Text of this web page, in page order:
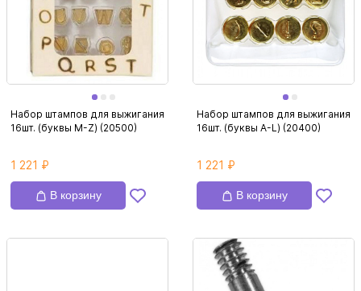
Набор штампов для выжигания
16шт. (буквы M-Z) (20500)
1 221 ₽
В корзину
Набор штампов для выжигания
16шт. (буквы A-L) (20400)
1 221 ₽
В корзину